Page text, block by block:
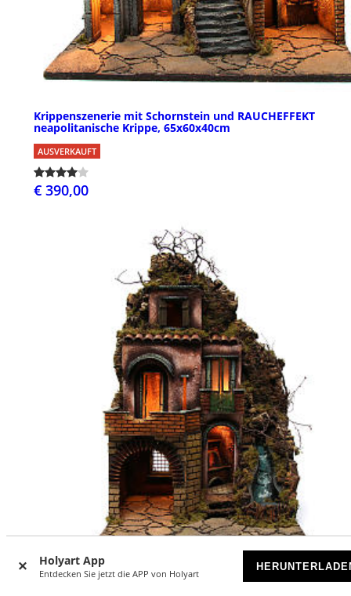
Holyart App
Entdecken Sie jetzt die APP von Holyart
Krippenszenerie mit Schornstein und RAUCHEFFEKT
neapolitanische Krippe, 65x60x40cm
AUSVERKAUFT
€ 390,00
Abgelegenes Landhaus mit Gebirgsbach, neapolitanische